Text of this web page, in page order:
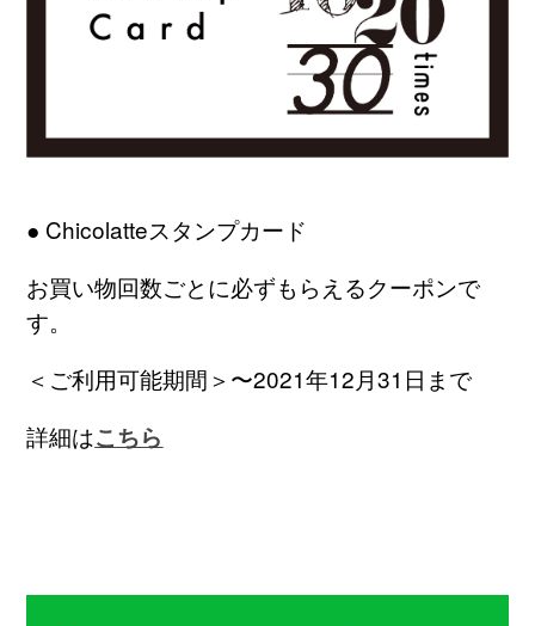
● Chicolatteスタンプカード
お買い物回数ごとに必ずもらえるクーポンで
す。
＜ご利用可能期間＞〜2021年12月31日まで
詳細はこちら